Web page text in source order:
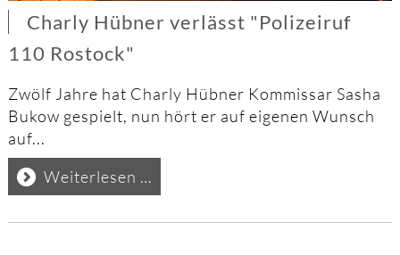
Charly Hübner verlässt "Polizeiruf
110 Rostock"
Zwölf Jahre hat Charly Hübner Kommissar Sasha
Bukow gespielt, nun hört er auf eigenen Wunsch
auf...
Weiterlesen …
Hübner
verlässt